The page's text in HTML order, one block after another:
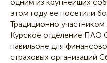
этом году ее посетили
Традиционно
Курское отделение ПАО
павильоне для
страховых организаций